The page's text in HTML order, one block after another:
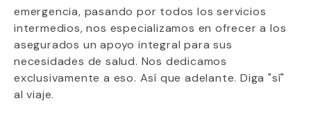
emergencia, pasando por todos los servicios
intermedios, nos especializamos en ofrecer a los
asegurados un apoyo integral para sus
necesidades de salud. Nos dedicamos
exclusivamente a eso. Así que adelante. Diga "sí"
al viaje.